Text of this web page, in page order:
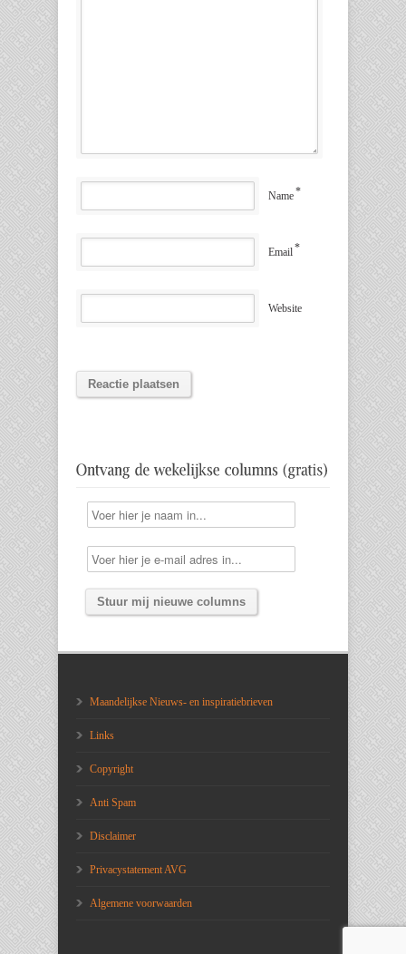
Name*
Email*
Website
Maandelijkse Nieuws- en inspiratiebrieven
Links
Copyright
Anti Spam
Disclaimer
Privacystatement AVG
Algemene voorwaarden